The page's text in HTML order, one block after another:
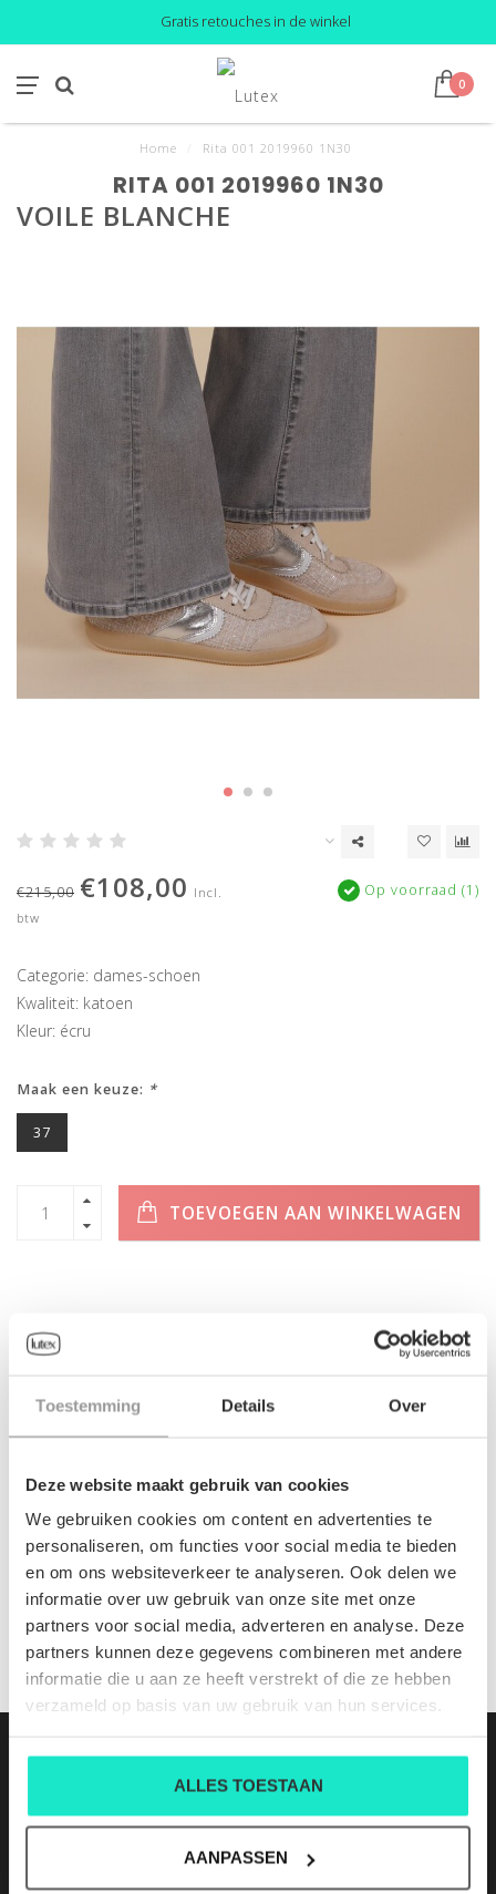
Toestemming Details Over
Deze website maakt gebruik van cookies
We gebruiken cookies om content en advertenties te
personaliseren, om functies voor social media te bieden
en om ons websiteverkeer te analyseren. Ook delen we
informatie over uw gebruik van onze site met onze
partners voor social media, adverteren en analyse. Deze
partners kunnen deze gegevens combineren met andere
informatie die u aan ze heeft verstrekt of die ze hebben
verzameld op basis van uw gebruik van hun services.
ALLES TOESTAAN
AANPASSEN
Gratis retouches in de winkel
0
Home Rita 001 2019960 1N30
RITA 001 2019960 1N30
VOILE BLANCHE
€215,00 €108,00 Incl.
btw
Op voorraad (1)
Categorie: dames-schoen
Kwaliteit: katoen
Kleur: écru
Maak een keuze: *
37
TOEVOEGEN AAN WINKELWAGEN
Geen informatie gevonden
Rita 001 2019960 1N30
Nog niet gewaardeerd
0 sterren op basis van 0 beoordelingen
JE BEOORDELING TOEVOEGEN